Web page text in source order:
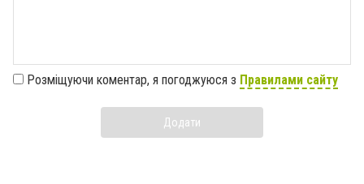
Розміщуючи коментар, я погоджуюся з Правилами сайту
Додати